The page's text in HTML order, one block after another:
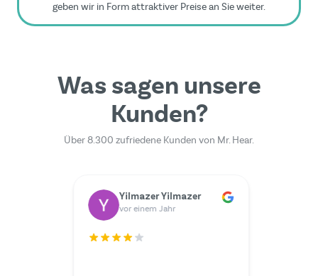
geben wir in Form attraktiver Preise an Sie weiter.
Was sagen unsere
Kunden?
Über 8.300 zufriedene Kunden von Mr. Hear.
Yilmazer Yilmazer
vor einem Jahr